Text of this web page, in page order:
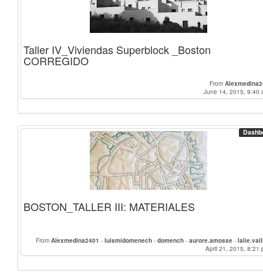
Taller IV_Viviendas Superblock _Boston
CORREGIDO
From
June 14, 2015, 9:40
BOSTON_TALLER III: MATERIALES
From Alexmedina2401 - luismidomenech - domench - aurore.amosse -
April 21, 2015, 8:21